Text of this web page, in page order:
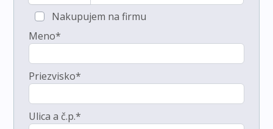
Nakupujem na firmu
Meno*
Priezvisko*
Ulica a č.p.*